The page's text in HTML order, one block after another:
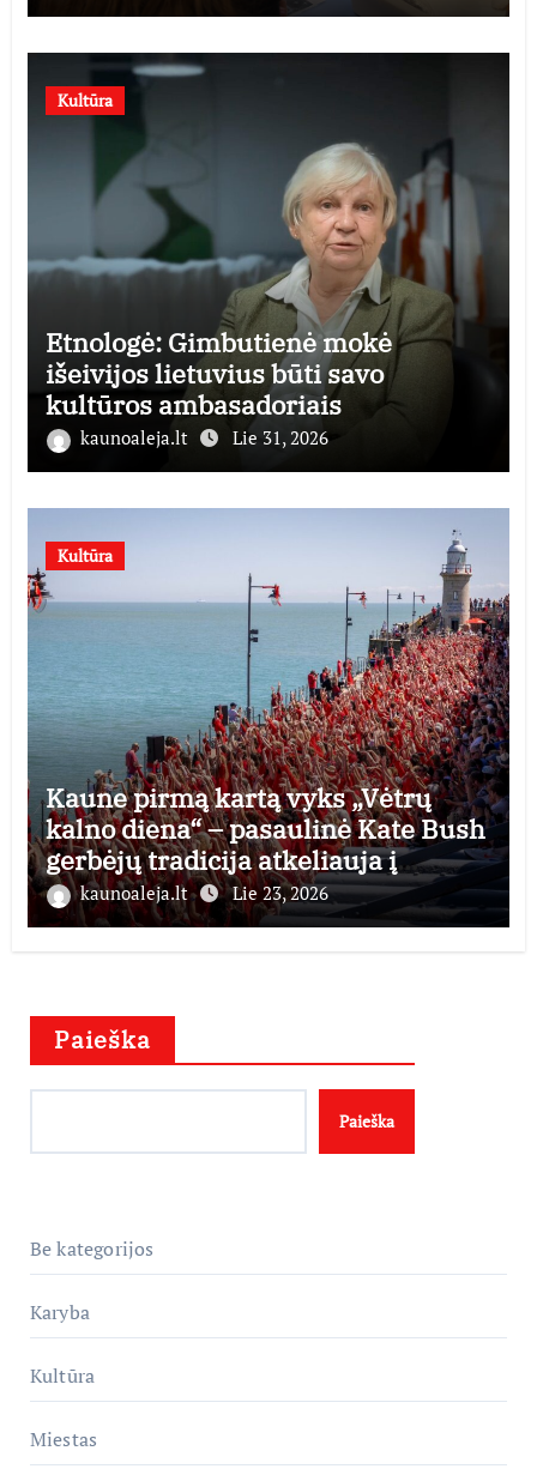
Kultūra
Etnologė: Gimbutienė mokė
išeivijos lietuvius būti savo
kultūros ambasadoriais
kaunoaleja.lt Lie 31, 2026
Kultūra
Kaune pirmą kartą vyks „Vėtrų
kalno diena“ – pasaulinė Kate Bush
gerbėjų tradicija atkeliauja į
Lietuvą
kaunoaleja.lt Lie 23, 2026
Paieška
Paieška
Be kategorijos
Karyba
Kultūra
Miestas